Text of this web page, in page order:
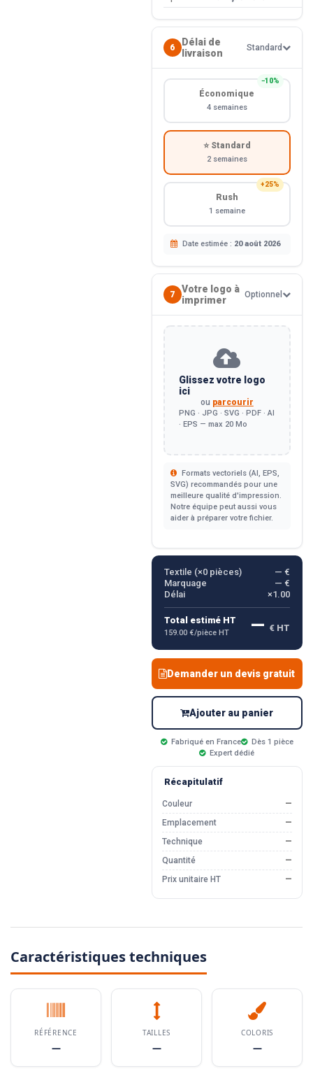
6
Délai de
livraison
Standard
−10%
Économique
4 semaines
⭐ Standard
2 semaines
+25%
Rush
1 semaine
Date estimée : 20 août 2026
7
Votre logo à
imprimer
Optionnel
Glissez votre logo
ici
ou parcourir
PNG · JPG · SVG · PDF · AI
· EPS — max 20 Mo
Formats vectoriels (AI, EPS,
SVG) recommandés pour une
meilleure qualité d'impression.
Notre équipe peut aussi vous
aider à préparer votre fichier.
Textile (×0pièces)
— €
Marquage
— €
Délai
×1.00
Total estimé HT
159.00 €/pièce HT — € HT
Demander un devis gratuit
Ajouter au panier
Fabriqué en France
Dès 1 pièce
Expert dédié
Récapitulatif
Couleur
—
Emplacement
—
Technique
—
Quantité
—
Prix unitaire HT
—
Caractéristiques techniques
RÉFÉRENCE
—
TAILLES
—
COLORIS
—